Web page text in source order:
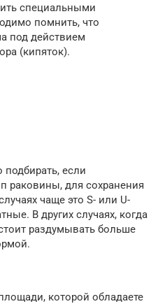
специальными
помнить, что
под действием
(кипяток).
если
раковины, для сохранения
чаще это S- или U-
В других случаях, когда
раздумывать больше
которой обладаете